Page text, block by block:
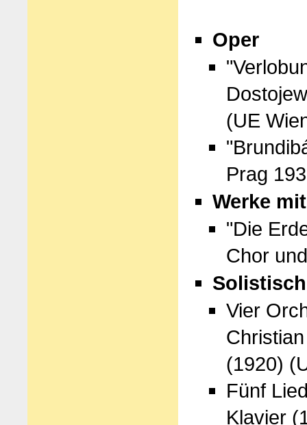
Oper
(UE
Prag
Werke
"Die
Chor
Vier
(1920)
Fünf
Klavier